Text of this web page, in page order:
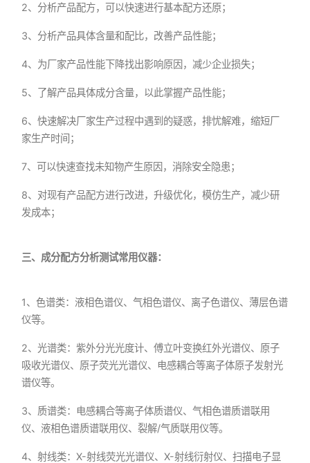
2、分析产品配方，可以快速进行基本配方还原；
3、分析产品具体含量和配比，改善产品性能；
4、为厂家产品性能下降找出影响原因，减少企业损失；
5、了解产品具体成分含量，以此掌握产品性能；
6、快速解决厂家生产过程中遇到的疑惑，排忧解难，缩短厂
家生产时间；
7、可以快速查找未知物产生原因，消除安全隐患；
8、对现有产品配方进行改进，升级优化，模仿生产，减少研
发成本；
三、成分配方分析测试常用仪器：
1、色谱类：液相色谱仪、气相色谱仪、离子色谱仪、薄层色谱
仪等。
2、光谱类：紫外分光光度计、傅立叶变换红外光谱仪、原子
吸收光谱仪、原子荧光光谱仪、电感耦合等离子体原子发射光
谱仪等。
3、质谱类：电感耦合等离子体质谱仪、气相色谱质谱联用
仪、液相色谱质谱联用仪、裂解/气质联用仪等。
4、射线类：X-射线荧光光谱仪、X-射线衍射仪、扫描电子显